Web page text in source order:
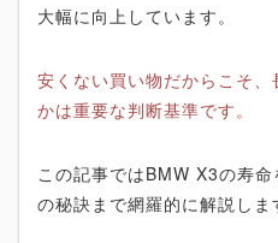
大幅に向上しています。
安くない買い物だからこそ
かは重要な判断基準です。
この記事ではBMW X3の寿
の秘訣まで網羅的に解説しま